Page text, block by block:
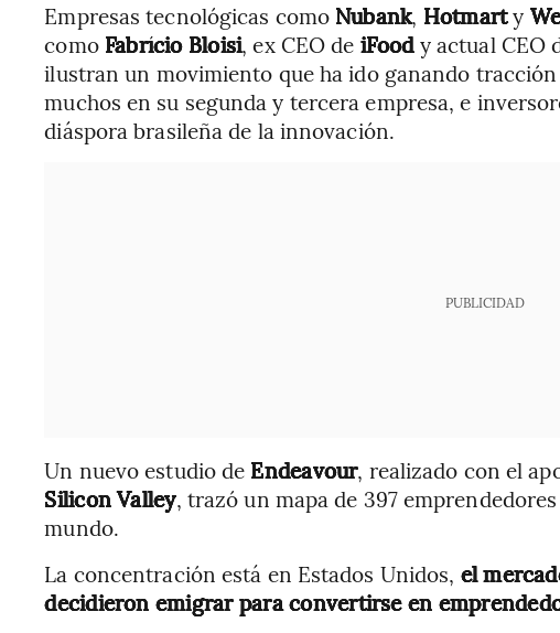
Empresas tecnológicas como Nubank, Hotmarty
como Fabrício Bloisi, ex CEO de iFoody actual CEO
ilustran un movimiento que ha ido ganando
muchos en su segunda y tercera empresa, e
diáspora brasileña de la innovación.
PUBLICIDAD
Un nuevo estudio de Endeavour, realizado con el
Silicon Valley, trazó un mapa de 397
mundo.
La concentración está en Estados Unidos, el
decidieron emigrar para convertirse en